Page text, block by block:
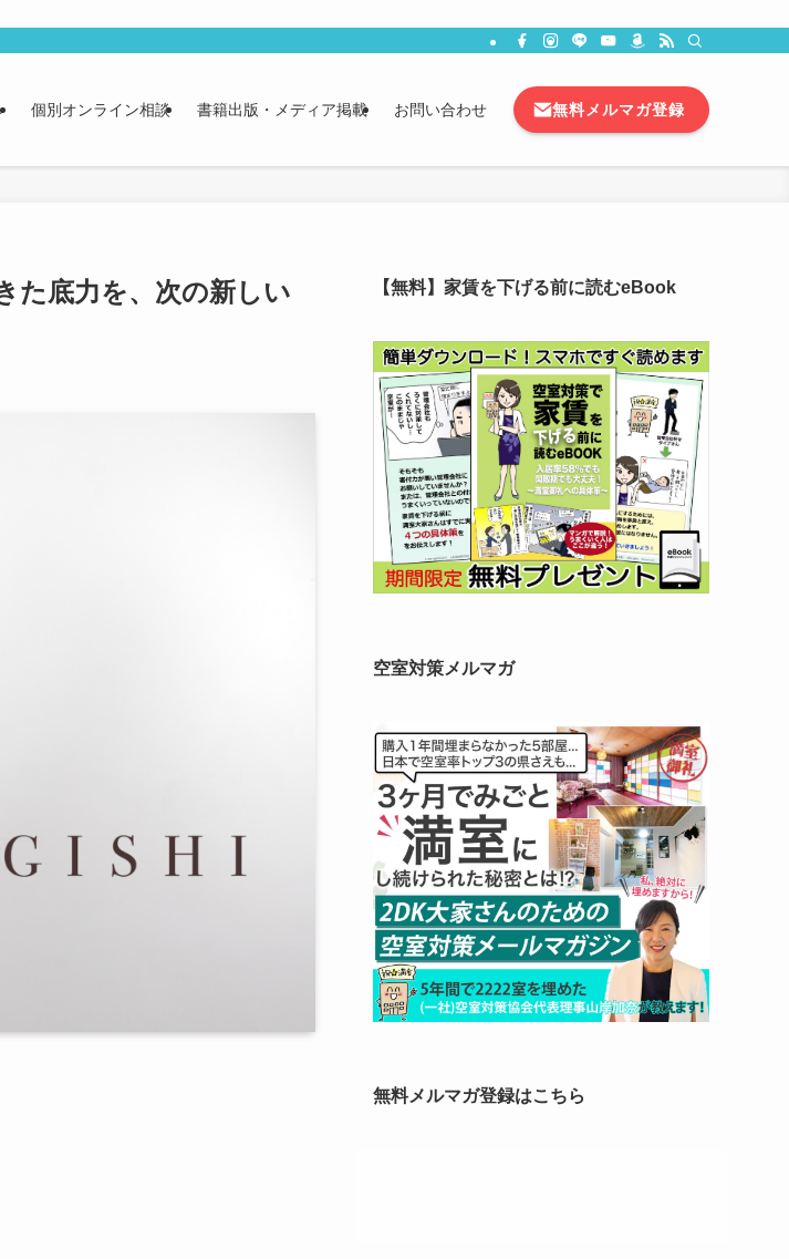
個別オンライン相談 書籍出版・メディア掲載 お問い合わせ 無料メルマガ登録
た底力を、次の新しい
【無料】家賃を下げる前に読むeBook
空室対策メルマガ
無料メルマガ登録はこちら